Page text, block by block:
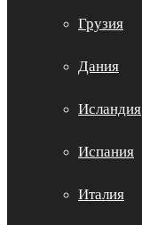
Грузия
Дания
Исландия
Испания
Италия